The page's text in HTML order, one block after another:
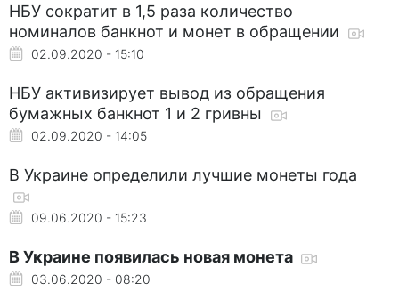
НБУ сократит в 1,5 раза количество
номиналов банкнот и монет в обращении
02.09.2020 - 15:10
НБУ активизирует вывод из обращения
бумажных банкнот 1 и 2 гривны
02.09.2020 - 14:05
В Украине определили лучшие монеты года
09.06.2020 - 15:23
В Украине появилась новая монета
03.06.2020 - 08:20